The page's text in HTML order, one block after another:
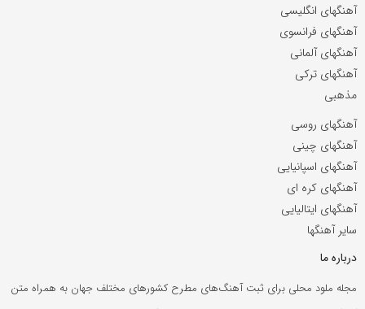
آهنگهای انگلیسی
آهنگهای فرانسوی
آهنگهای آلمانی
آهنگهای ترکی
مذهبی
آهنگهای روسی
آهنگهای چینی
آهنگهای اسپانیایی
آهنگهای کره ای
آهنگهای ایتالیایی
سایر آهنگها
درباره ما
مجله ملود محلی برای ثبت آهنگ‌های مطرح کشورهای مختلف جهان به همراه متن